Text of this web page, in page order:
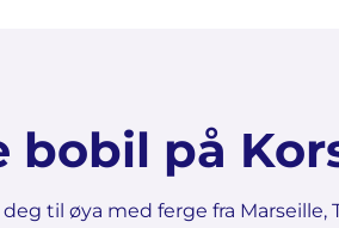
bobil på
til øya med ferge fra Marseille,